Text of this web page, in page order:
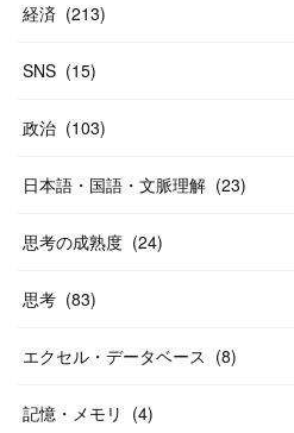
経済 (213)
SNS (15)
政治 (103)
日本語・国語・文脈理解 (23)
思考の成熟度 (24)
思考 (83)
エクセル・データベース (8)
記憶・メモリ (4)